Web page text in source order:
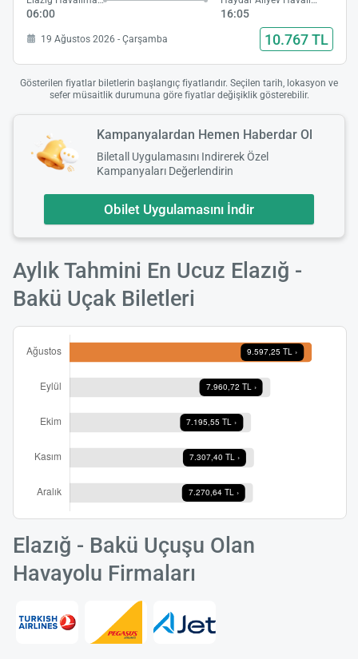
06:00 16:05
19 Ağustos 2026 - Çarşamba 10.767 TL
Gösterilen fiyatlar biletlerin başlangıç fiyatlarıdır. Seçilen tarih, lokasyon ve
sefer müsaitlik durumuna göre fiyatlar değişiklik gösterebilir.
Kampanyalardan Hemen Haberdar Ol
Biletall Uygulamasını Indirerek Özel
Kampanyaları Değerlendirin
Obilet Uygulamasını İndir
Aylık Tahmini En Ucuz Elazığ -
Bakü Uçak Biletleri
Elazığ - Bakü Uçuşu Olan
Havayolu Firmaları